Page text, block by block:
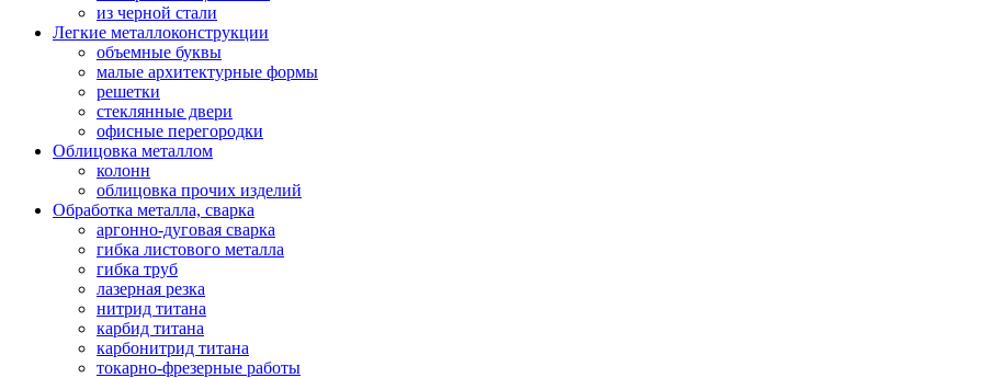
из черной стали
Легкие металлоконструкции
объемные буквы
малые архитектурные формы
решетки
стеклянные двери
офисные перегородки
Облицовка металлом
колонн
облицовка прочих изделий
Обработка металла, сварка
аргонно-дуговая сварка
гибка листового металла
гибка труб
лазерная резка
нитрид титана
карбид титана
карбонитрид титана
токарно-фрезерные работы